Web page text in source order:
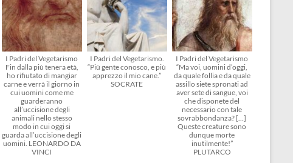
I Padri del Vegetarismo
Fin dalla più tenera età,
ho rifiutato di mangiar
carne e verrà il giorno in
cui uomini come me
guarderanno
all’uccisione degli
animali nello stesso
modo in cui oggi si
guarda all’uccisione degli
uomini. LEONARDO DA
VINCI
I Padri del Vegetarismo.
“Più gente conosco, e più
apprezzo il mio cane.”
SOCRATE
I Padri del Vegetarismo
“Ma voi, uomini d’oggi,
da quale follia e da quale
assillo siete spronati ad
aver sete di sangue, voi
che disponete del
necessario con tale
sovrabbondanza? […]
Queste creature sono
dunque morte
inutilmente!”
PLUTARCO